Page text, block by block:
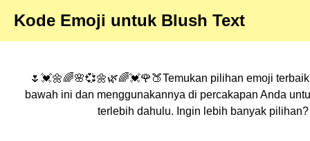
Kode Emoji untuk Blush Text
🌷💓🌼🌈🌸💞🌼🌿🌈💓🌹🍑Temukan pilihan emoji
bawah ini dan menggunakannya di percakapan Anda
terlebih dahulu. Ingin lebih banyak